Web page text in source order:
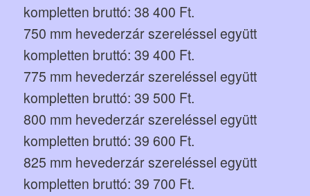
kompletten bruttó: 38 400 Ft.
750 mm hevederzár szereléssel együtt
kompletten bruttó: 39 400 Ft.
775 mm hevederzár szereléssel együtt
kompletten bruttó: 39 500 Ft.
800 mm hevederzár szereléssel együtt
kompletten bruttó: 39 600 Ft.
825 mm hevederzár szereléssel együtt
kompletten bruttó: 39 700 Ft.